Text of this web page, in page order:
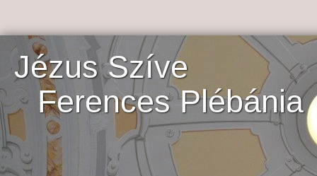
Jézus Szíve
Ferences Plébánia